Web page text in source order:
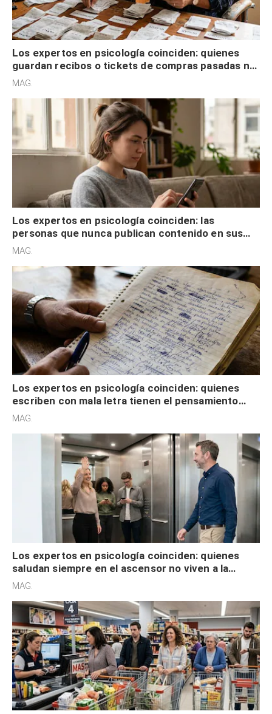
Los expertos en psicología coinciden: quienes
guardan recibos o tickets de compras pasadas no
son acumuladores, sino que tienen necesidad de
MAG.
Los expertos en psicología coinciden: las
personas que nunca publican contenido en sus
redes sociales no pretenden buscar validación
MAG.
Los expertos en psicología coinciden: quienes
escriben con mala letra tienen el pensamiento
acelerado y no lo hacen por desinterés
MAG.
Los expertos en psicología coinciden: quienes
saludan siempre en el ascensor no viven a la
defensiva y tienen apertura social
MAG.